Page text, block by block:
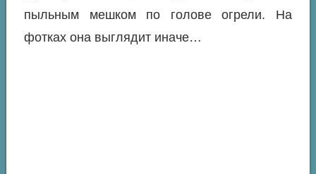
пыльным мешком по голове огрели. На
фотках она выглядит иначе…